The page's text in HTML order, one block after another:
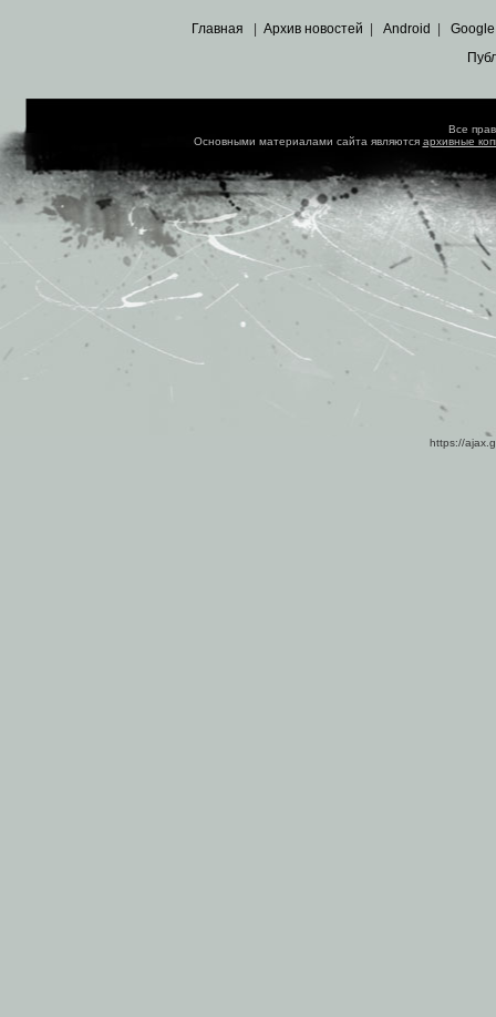
Главная Архив новостей Android Google
Все
Основными материалами сайта являются архивные
https://